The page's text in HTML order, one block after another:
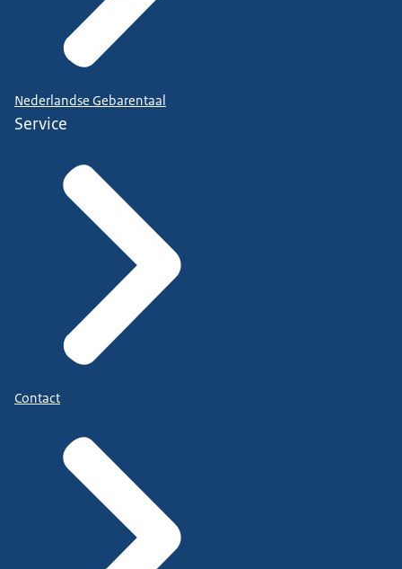
Nederlandse Gebarentaal
Service
Contact